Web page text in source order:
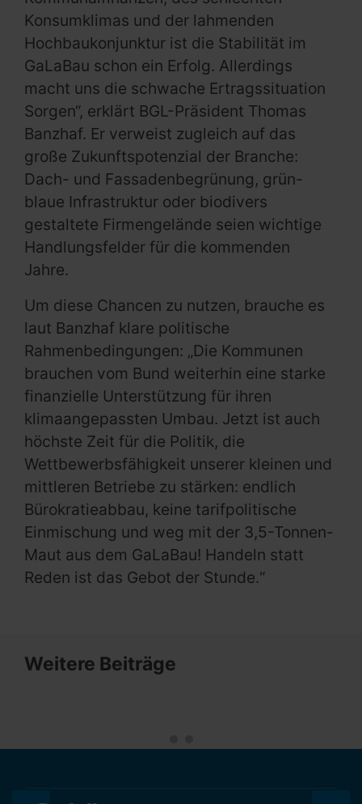
Konsumklimas und der lahmenden
Hochbaukonjunktur ist die Stabilität im
GaLaBau schon ein Erfolg. Allerdings
macht uns die schwache Ertragssituation
Sorgen“, erklärt BGL-Präsident Thomas
Banzhaf. Er verweist zugleich auf das
große Zukunftspotenzial der Branche:
Dach- und Fassadenbegrünung, grün-
blaue Infrastruktur oder biodivers
gestaltete Firmengelände seien wichtige
Handlungsfelder für die kommenden
Jahre.
Um diese Chancen zu nutzen, brauche es
laut Banzhaf klare politische
Rahmenbedingungen: „Die Kommunen
brauchen vom Bund weiterhin eine starke
finanzielle Unterstützung für ihren
klimaangepassten Umbau. Jetzt ist auch
höchste Zeit für die Politik, die
Wettbewerbsfähigkeit unserer kleinen und
mittleren Betriebe zu stärken: endlich
Bürokratieabbau, keine tarifpolitische
Einmischung und weg mit der 3,5-Tonnen-
Maut aus dem GaLaBau! Handeln statt
Reden ist das Gebot der Stunde.“
Weitere Beiträge